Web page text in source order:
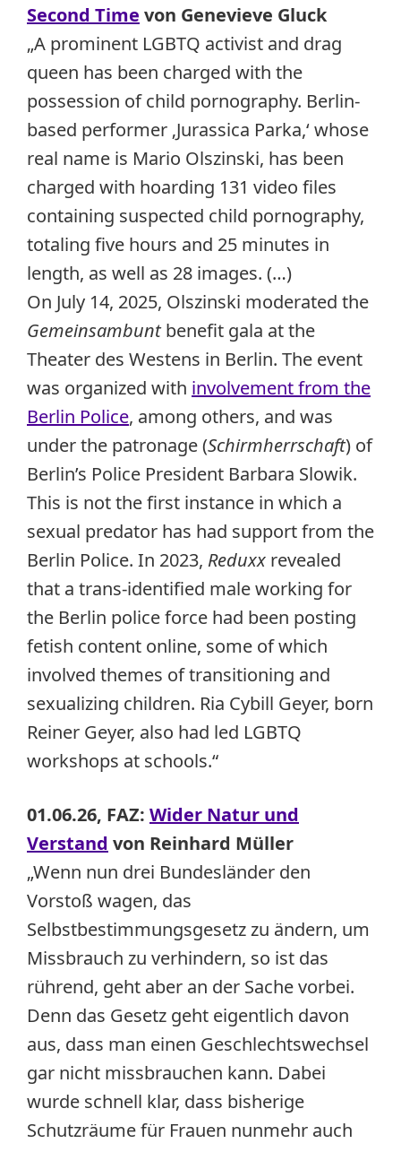
Second Time von Genevieve Gluck
„A prominent LGBTQ activist and drag
queen has been charged with the
possession of child pornography. Berlin-
based performer ‚Jurassica Parka,‘ whose
real name is Mario Olszinski, has been
charged with hoarding 131 video files
containing suspected child pornography,
totaling five hours and 25 minutes in
length, as well as 28 images. (…)
On July 14, 2025, Olszinski moderated the
Gemeinsambuntbenefit gala at the
Theater des Westens in Berlin. The event
was organized with involvement from the
Berlin Police, among others, and was
under the patronage (Schirmherrschaft) of
Berlin’s Police President Barbara Slowik.
This is not the first instance in which a
sexual predator has had support from the
Berlin Police. In 2023, Reduxx revealed
that a trans-identified male working for
the Berlin police force had been posting
fetish content online, some of which
involved themes of transitioning and
sexualizing children. Ria Cybill Geyer, born
Reiner Geyer, also had led LGBTQ
workshops at schools.“
01.06.26, FAZ: Wider Natur und
Verstand von Reinhard Müller
„Wenn nun drei Bundesländer den
Vorstoß wagen, das
Selbstbestimmungsgesetz zu ändern, um
Missbrauch zu verhindern, so ist das
rührend, geht aber an der Sache vorbei.
Denn das Gesetz geht eigentlich davon
aus, dass man einen Geschlechtswechsel
gar nicht missbrauchen kann. Dabei
wurde schnell klar, dass bisherige
Schutzräume für Frauen nunmehr auch